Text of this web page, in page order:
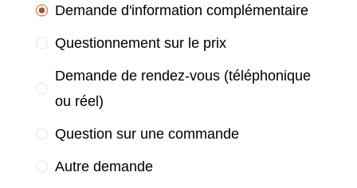
Demande d'information complémentaire
Questionnement sur le prix
Demande de rendez-vous (téléphonique
ou réel)
Question sur une commande
Autre demande